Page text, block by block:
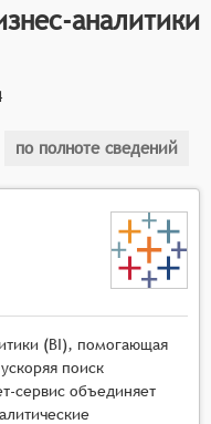
критерии
на включение в
программный
компании в
обоснованные
бизнеса,
аналитики
по полноте сведений
(BI), помогающая
поиск
сервис объединяет